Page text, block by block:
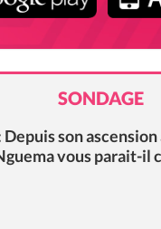
SONDAGE
Depuis son
vous parait-il